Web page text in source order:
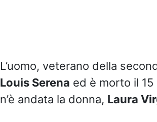
L’uomo, veterano della
Louis Serena ed è morto il
n’è andata la donna, Laura